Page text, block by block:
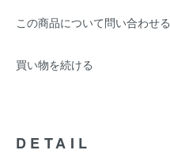
この商品について問い合わせる
買い物を続ける
DETAIL